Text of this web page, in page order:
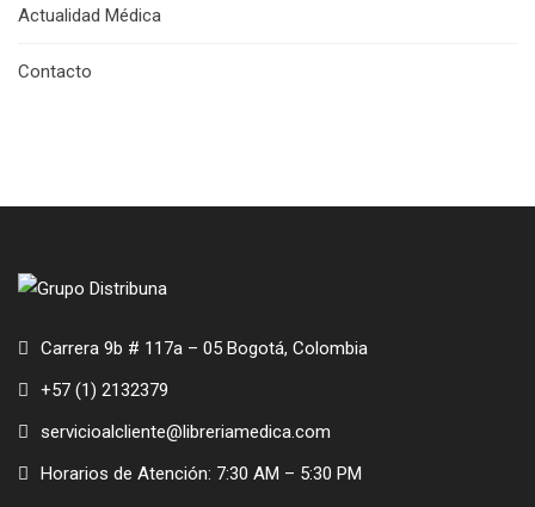
Actualidad Médica
Contacto
Carrera 9b # 117a – 05 Bogotá, Colombia
+57 (1) 2132379
servicioalcliente@libreriamedica.com
Horarios de Atención: 7:30 AM – 5:30 PM